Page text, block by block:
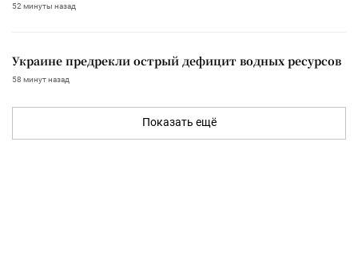
52 минуты назад
Украине предрекли острый дефицит водных ресурсов
58 минут назад
Показать ещё